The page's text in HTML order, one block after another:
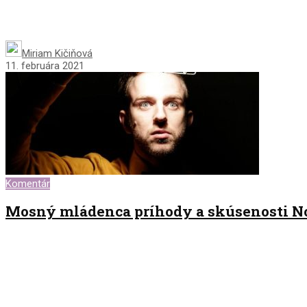
Miriam Kičiňová
11. februára 2021
Komentár
Mosný mládenca príhody a skúsenosti